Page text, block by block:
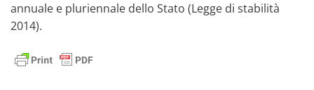
annuale e pluriennale dello Stato (Legge di stabilità
2014).